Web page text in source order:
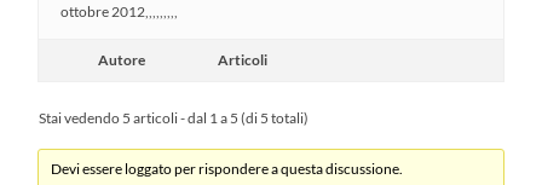
ottobre 2012,,,,,,,,,
Autore Articoli
Stai vedendo 5 articoli - dal 1 a 5 (di 5 totali)
Devi essere loggato per rispondere a questa discussione.